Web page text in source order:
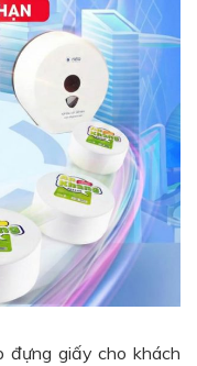
đựng giấy cho khách